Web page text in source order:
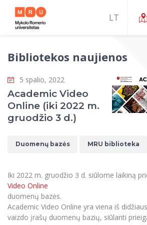
Apie ERUA
Naujienos ir renginiai
Galimybės
Mano studijos
Studijų organizavimas
Studentų organizacijos
Pramoginių šokių
Dokumentai
Tarptautiniai mainai
Erasmus+ mobilumas
Darbuotojams
Karjeros centras
MOin – MRU Mokslo ir
Mokslinės veiklos
Tarptautinių ekspertų
Atitikties mokslinių
Struktūra
Reitingai
Universiteto garbės
Viešojo saugumo
Žmogaus ir
Viešojo valdymo ir
Ekspertų sąrašas
Bibliotekos naujienos
5 spalio, 2022
Academic Video
Online (iki 2022 m.
gruodžio 3 d.)
Duomenų bazės MRU biblioteka
Iki 2022 m. gruodžio 3 d. siūlome laikiną
Video Online
duomenų bazės.
Academic Video Online yra viena iš
vaizdo įrašų duomenų bazių, siūlanti